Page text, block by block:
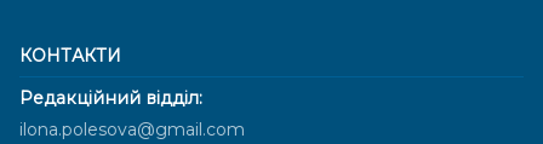
КОНТАКТИ
Редакційний відділ:
ilona.polesova@gmail.com